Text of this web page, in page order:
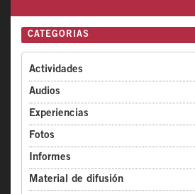
CATEGORIAS
Actividades
Audios
Experiencias
Fotos
Informes
Material de difusión